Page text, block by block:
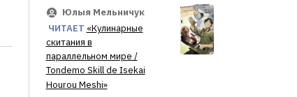
Юлыя Мельничук
ЧИТАЕТ «Кулинарные
скитания в
параллельном мире /
Tondemo Skill de Isekai
Hourou Meshi»